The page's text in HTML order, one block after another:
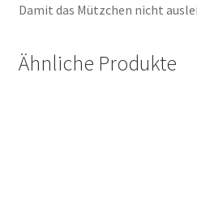
Damit das Mützchen nicht
Ähnliche Produkte